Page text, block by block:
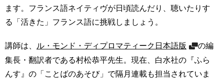
ます。フランス語ネイティヴが日頃読んだり、聴いたりす
る「活きた」フランス語に挑戦しましょう。
講師は、 ル・モンド・ディプロマティーク日本語版
の編
集長・翻訳者である村松恭平先生。現在、白水社の『ふら
んす』の「ことばのあそび」で隔月連載も担当されていま